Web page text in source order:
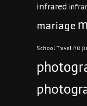
infrared
mariage
School Travel no